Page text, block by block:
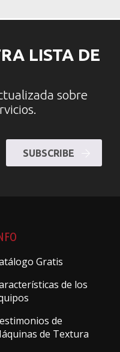
LISTA DE
sobre
SUBSCRIBE
Gratis
de los
de
de Textura